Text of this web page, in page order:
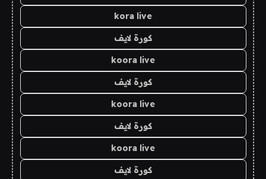
kora live
كورة لايف
koora live
كورة لايف
koora live
كورة لايف
koora live
كورة لايف